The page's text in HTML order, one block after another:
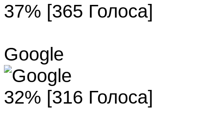
37% [365 Голоса]
Google
32% [316 Голоса]